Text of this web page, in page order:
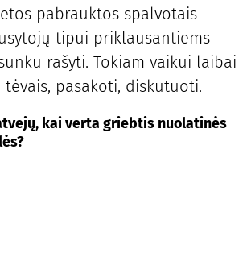
pabrauktos spalvotais
tipui priklausantiems
rašyti. Tokiam vaikui laibai
pasakoti, diskutuoti.
kai verta griebtis nuolatinės